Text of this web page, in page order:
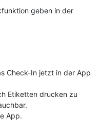
geben in der
Check-In jetzt in der App
Etiketten drucken zu
App.